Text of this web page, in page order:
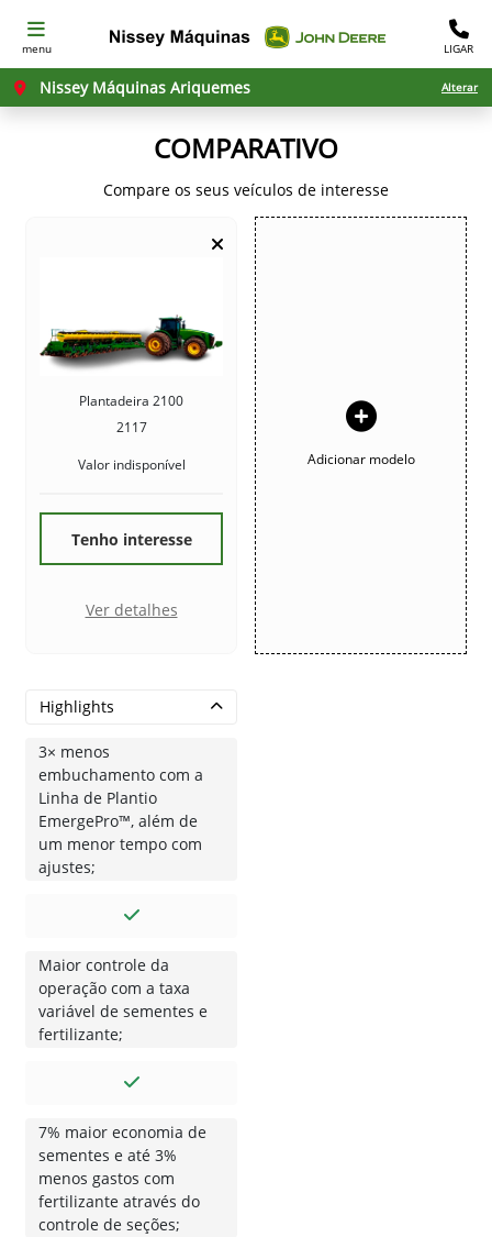
menu LIGAR
Nissey Máquinas Ariquemes Alterar
COMPARATIVO
Compare os seus veículos de interesse
Plantadeira 2100
2117
Valor indisponível
Tenho interesse
Ver detalhes
Adicionar modelo
Highlights
3× menos
embuchamento com a
Linha de Plantio
EmergePro™, além de
um menor tempo com
ajustes;
Maior controle da
operação com a taxa
variável de sementes e
fertilizante;
7% maior economia de
sementes e até 3%
menos gastos com
fertilizante através do
controle de seções;